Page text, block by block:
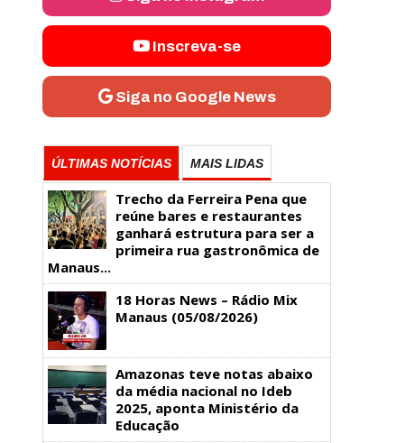
Inscreva-se
Siga no Google News
ÚLTIMAS NOTÍCIAS MAIS LIDAS
Trecho da Ferreira Pena que
reúne bares e restaurantes
ganhará estrutura para ser a
primeira rua gastronômica de
Manaus...
18 Horas News​​​​​​​​​​​​ – Rádio Mix
Manaus (05/08/2026)
Amazonas teve notas abaixo
da média nacional no Ideb
2025, aponta Ministério da
Educação